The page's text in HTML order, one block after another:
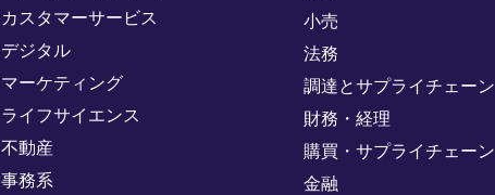
カスタマーサービス
デジタル
マーケティング
ライフサイエンス
不動産
事務系
小売
法務
調達とサプライチェーン
財務・経理
購買・サプライチェーン
金融